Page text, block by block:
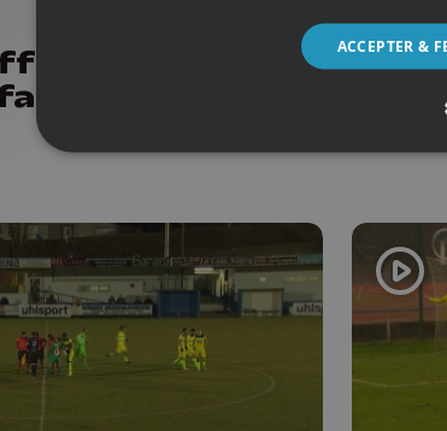
s'impose avec
au RFC
ACCEPTER &